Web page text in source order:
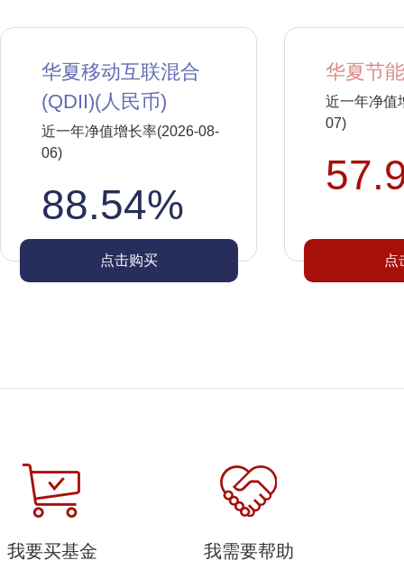
华夏移动互联混合
(QDII)(人民币)
近一年净值增长率(2026-08-
06)
88.54%
点击购买
华夏节
近一年净值
07)
点
我要买基金 我需要帮助